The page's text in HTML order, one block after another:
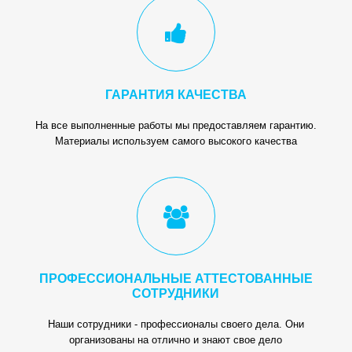
ГАРАНТИЯ КАЧЕСТВА
На все выполненные работы мы предоставляем гарантию.
Материалы используем самого высокого качества
ПРОФЕССИОНАЛЬНЫЕ АТТЕСТОВАННЫЕ
СОТРУДНИКИ
Наши сотрудники - профессионалы своего дела. Они
организованы на отлично и знают свое дело